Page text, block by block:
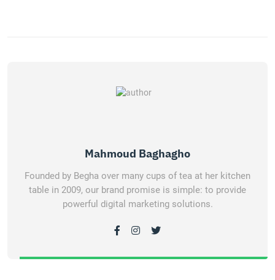
Mahmoud Baghagho
Founded by Begha over many cups of tea at her kitchen
table in 2009, our brand promise is simple: to provide
powerful digital marketing solutions.